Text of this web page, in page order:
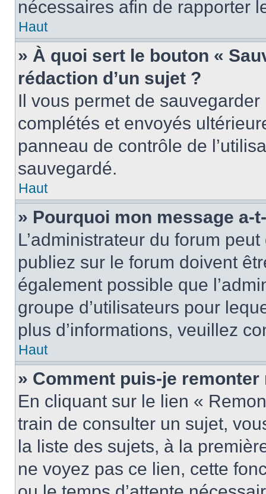
nécessaires afin de rapporter
Haut
» À quoi sert le bouton «
rédaction d’un sujet ?
Il vous permet de
complétés et envoyés
panneau de contrôle de
sauvegardé.
Haut
» Pourquoi mon message a-
L’administrateur du forum
publiez sur le forum doivent
également possible que
groupe d’utilisateurs pour
plus d’informations, veuillez
Haut
» Comment puis-je
En cliquant sur le lien «
train de consulter un sujet,
la liste des sujets, à la
ne voyez pas ce lien, cette